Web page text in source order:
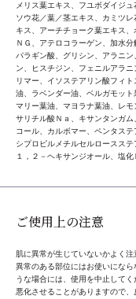
メリス葉エキス、フユボダイジ
ソウ花／葉／茎エキス、カミツ
キス、アーチチョーク葉エキス
ＮＧ、アテロコラーゲン、加水
パラギン酸、グリシン、アラニ
ン、ヒスチジン、フェニルアラ
リマー、イソステアリン酸フィ
油、ラベンダー油、ベルガモッ
マリー葉油、マヨラナ葉油、レモ
サリチル酸Ｎａ、キサンタンガ
コール、カルボマー、ペンタス
シプロピルメチルセルロースス
１，２－ヘキサンジオール、塩
ご使用上の注意
肌に異常が生じていないかよく
異常のある部位にはお使いにな
うな場合には、使用を中止して
悪化させることがありますので、